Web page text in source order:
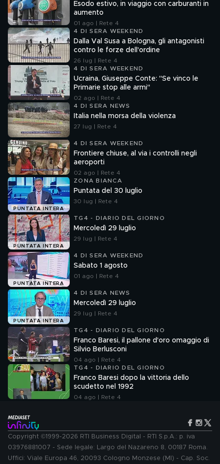
Esodo estivo, in viaggio con carburanti in
aumento
01 ago | Rete 4
4 DI SERA WEEKEND
Dalla Val Susa a Bologna, gli antagonisti
contro le forze dell'ordine
26 lug | Rete 4
4 DI SERA WEEKEND
Ucraina, Giuseppe Conte: "Se vinco le
Primarie stop alle armi"
02 ago | Rete 4
4 DI SERA NEWS
Italia nella morsa della violenza
27 lug | Rete 4
4 DI SERA WEEKEND
Frontiere chiuse, al via i controlli negli
aeroporti
02 ago | Rete 4
PUNTATA INTERA
ZONA BIANCA
Puntata del 30 luglio
30 lug | Rete 4
PUNTATA INTERA
TG4 - DIARIO DEL GIORNO
Mercoledì 29 luglio
29 lug | Rete 4
PUNTATA INTERA
4 DI SERA WEEKEND
Sabato 1 agosto
01 ago | Rete 4
PUNTATA INTERA
4 DI SERA NEWS
Mercoledì 29 luglio
29 lug | Rete 4
TG4 - DIARIO DEL GIORNO
Franco Baresi, il pallone d'oro omaggio di
Silvio Berlusconi
04 ago | Rete 4
TG4 - DIARIO DEL GIORNO
Franco Baresi dopo la vittoria dello
scudetto nel 1992
04 ago | Rete 4
Copyright ©1999-2026 RTI Business Digital - RTI S.p.A.: p. iva
03976881007 - Sede legale: Largo del Nazareno 8, 00187 Roma.
Uffici: Viale Europa 46, 20093 Cologno Monzese (MI) - Cap. Soc.